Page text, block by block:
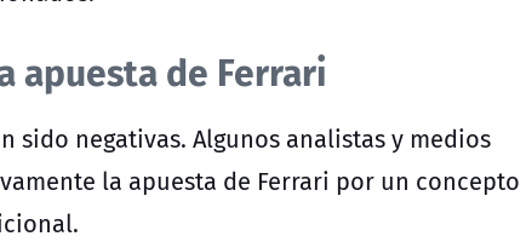
apuesta de Ferrari
sido negativas. Algunos analistas y medios
la apuesta de Ferrari por un concepto